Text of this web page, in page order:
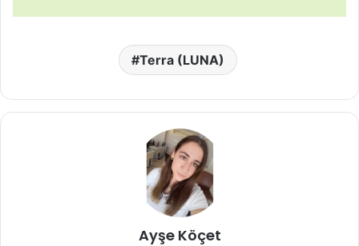
Terra (LUNA)
Ayşe Köçet